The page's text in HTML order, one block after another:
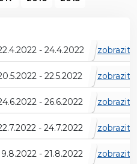
- 24.4.2022 zobrazit
- 22.5.2022 zobrazit
- 26.6.2022 zobrazit
- 24.7.2022 zobrazit
- 21.8.2022 zobrazit